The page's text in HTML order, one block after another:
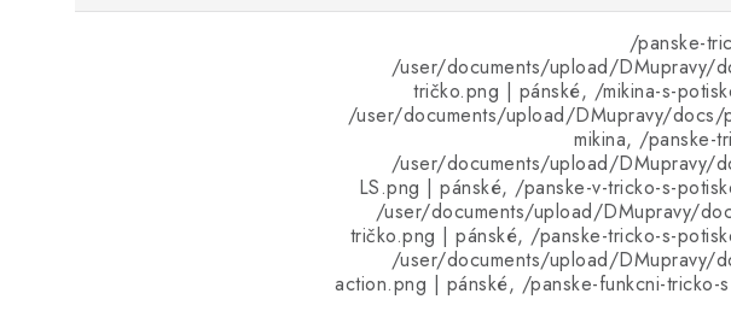
/panske-
/user/documents/upload/DMupravy/
tričko.png | pánské, /mikina-s-
/user/documents/upload/DMupravy/docs/
mikina, /panske-
/user/documents/upload/DMupravy/
LS.png | pánské, /panske-v-tricko-s-
/user/documents/upload/DMupravy/
tričko.png | pánské, /panske-tricko-s-
/user/documents/upload/DMupravy/
action.png | pánské, /panske-funkcni-tricko-